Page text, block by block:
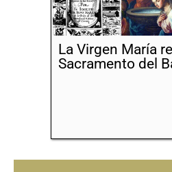
La Virgen María
Sacramento del